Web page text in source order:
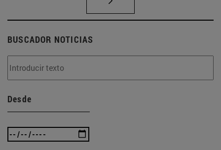
BUSCADOR NOTICIAS
Desde